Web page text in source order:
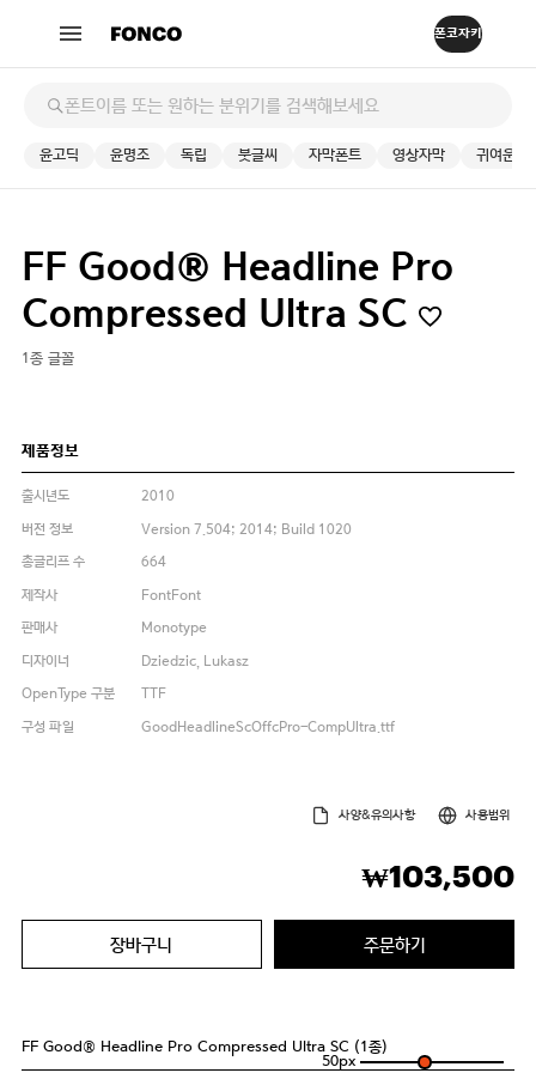
윤고딕 윤명조 독립 붓글씨 자막폰트 영상자막 귀여운
FF Good® Headline Pro
Compressed Ultra SC
1종 글꼴
제품정보
출시년도
2010
버전 정보
Version 7.504; 2014; Build 1020
총글리프 수
664
제작사
FontFont
판매사
Monotype
디자이너
Dziedzic, Lukasz
OpenType 구분
TTF
구성 파일
GoodHeadlineScOffcPro-CompUltra.ttf
사양&유의사항 사용범위
₩103,500
장바구니 주문하기
FF Good® Headline Pro Compressed Ultra SC (1종)
50px